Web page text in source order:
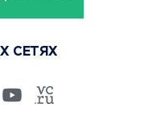
СЕТЯХ